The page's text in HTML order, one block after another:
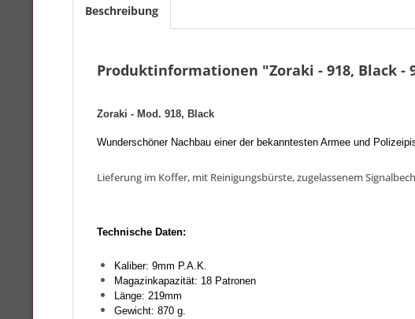
Beschreibung
Produktinformationen "Zoraki - 918, Black -
Zoraki - Mod. 918, Black
Wunderschöner Nachbau einer der bekanntesten Armee und
Lieferung im Koffer, mit Reinigungsbürste, zugelassenem
Technische Daten:
Kaliber: 9mm P.A.K.
Magazinkapazität: 18 Patronen
Länge: 219mm
Gewicht: 870 g.